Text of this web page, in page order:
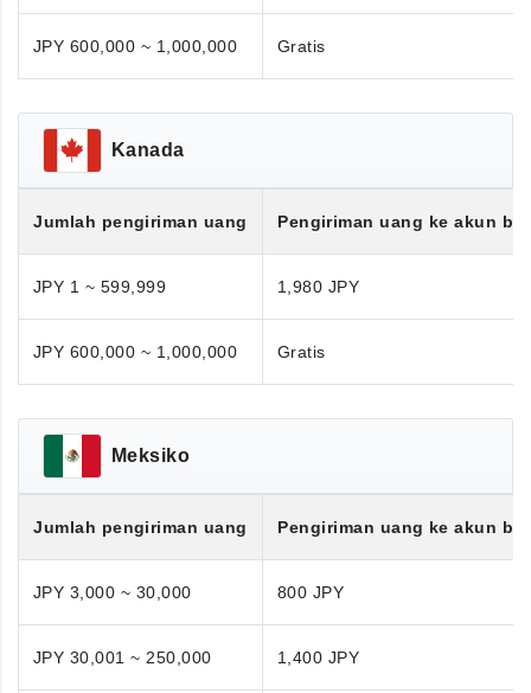
JPY 600,000 ~ 1,000,000 Gratis
Kanada
Jumlah pengiriman uang Pengiriman uang ke akun
JPY 1 ~ 599,999 1,980 JPY
JPY 600,000 ~ 1,000,000 Gratis
Meksiko
Jumlah pengiriman uang Pengiriman uang ke akun
JPY 3,000 ~ 30,000 800 JPY
JPY 30,001 ~ 250,000 1,400 JPY